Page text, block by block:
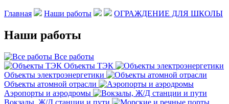
Главная Наши работы ОГРАЖДЕНИЕ ДЛЯ ШКОЛЫ
Наши работы
Все работы
Объекты ТЭК
Объекты электроэнергетики
Объекты атомной отрасли
Аэропорты и аэродромы
Вокзалы, Ж/Д станции и пути